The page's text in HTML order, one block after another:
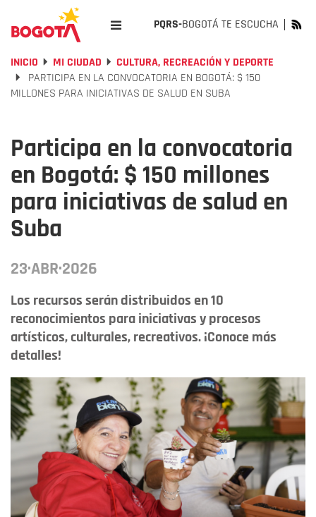
PQRS-BOGOTÁ TE ESCUCHA
INICIO MI CIUDAD
CULTURA, RECREACIÓN Y DEPORTE
PARTICIPA EN LA CONVOCATORIA EN BOGOTÁ: $ 150
MILLONES PARA INICIATIVAS DE SALUD EN SUBA
Participa en la convocatoria
en Bogotá: $ 150 millones
para iniciativas de salud en
Suba
23·ABR·2026
Los recursos serán distribuidos en 10
reconocimientos para iniciativas y procesos
artísticos, culturales, recreativos. ¡Conoce más
detalles!